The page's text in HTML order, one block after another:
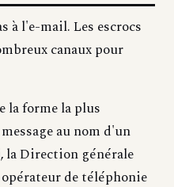
à l'e-mail. Les escrocs
canaux pour
la forme la plus
au nom d'un
Direction générale
de téléphonie